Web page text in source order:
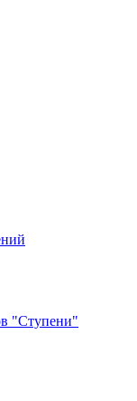
"Ступени"